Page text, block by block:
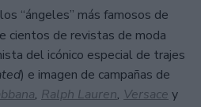
“ángeles” más famosos de
cientos de revistas de moda
del icónico especial de trajes
) e imagen de campañas de
, Ralph Lauren, Versace y